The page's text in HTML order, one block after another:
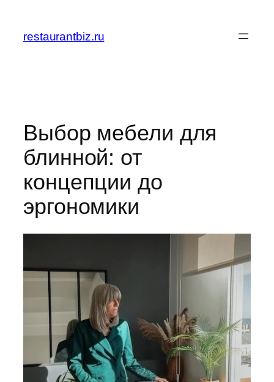
содержимому
restaurantbiz.ru
Выбор мебели для
блинной: от
концепции до
эргономики